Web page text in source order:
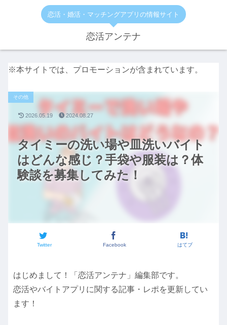
恋活・婚活・マッチングアプリの情報サイト
恋活アンテナ
※本サイトでは、プロモーションが含まれています。
タイミーの洗い場や皿洗いバイト
はどんな感じ？手袋や服装は？体
験談を募集してみた！
その他
Twitter Facebook はてブ
2026.05.19 2024.08.27
はじめまして！「恋活アンテナ」編集部です。
恋活やバイトアプリに関する記事・レポを更新してい
ます！